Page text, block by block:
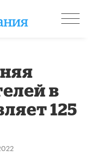
в
125